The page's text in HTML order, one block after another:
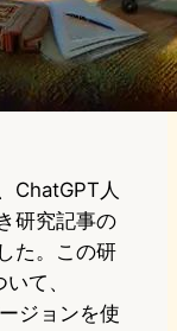
ChatGPT人
研究記事の
た。この研
て、
ジョンを使